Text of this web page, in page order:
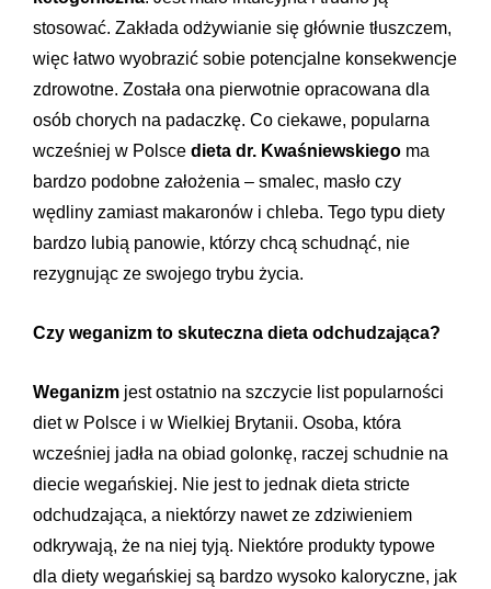
stosować. Zakłada odżywianie się głównie tłuszczem,
więc łatwo wyobrazić sobie potencjalne konsekwencje
zdrowotne. Została ona pierwotnie opracowana dla
osób chorych na padaczkę. Co ciekawe, popularna
wcześniej w Polsce dieta dr. Kwaśniewskiego ma
bardzo podobne założenia – smalec, masło czy
wędliny zamiast makaronów i chleba. Tego typu diety
bardzo lubią panowie, którzy chcą schudnąć, nie
rezygnując ze swojego trybu życia.
Czy weganizm to skuteczna dieta odchudzająca?
Weganizm jest ostatnio na szczycie list popularności
diet w Polsce i w Wielkiej Brytanii. Osoba, która
wcześniej jadła na obiad golonkę, raczej schudnie na
diecie wegańskiej. Nie jest to jednak dieta stricte
odchudzająca, a niektórzy nawet ze zdziwieniem
odkrywają, że na niej tyją. Niektóre produkty typowe
dla diety wegańskiej są bardzo wysoko kaloryczne, jak